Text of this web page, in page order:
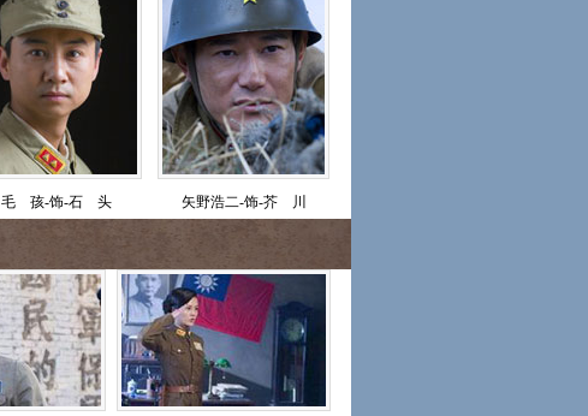
毛 孩-饰-石 头 矢野浩二-饰-芥 川